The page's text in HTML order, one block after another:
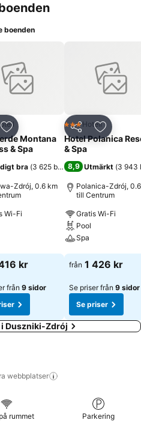
boenden
Lägg till i Mina Favoriter
Montana
& Spa
bra (3 625 betyg)
Zdrój, 0.6 km
Wi-Fi
kr
från 9 sidor
Dela Lägg till
3 Stjärnor
Hotell
Hotel Polanica
& Spa
8,9 Utmärkt (3 943
Polanica-Zdrój,
till Centrum
Gratis Wi-Fi
Pool
Spa
Se priser
från 1 426 kr
Se priser från 9 sidor
Se priser
i Duszniki-Zdrój
webbplatser
rummet Parkering